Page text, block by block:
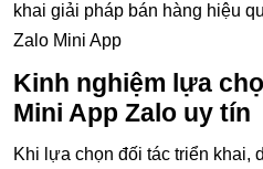
khai giải pháp bán hàng hiệu
Zalo Mini App
Kinh nghiệm lựa
Mini App Zalo uy tín
Khi lựa chọn đối tác triển khai,